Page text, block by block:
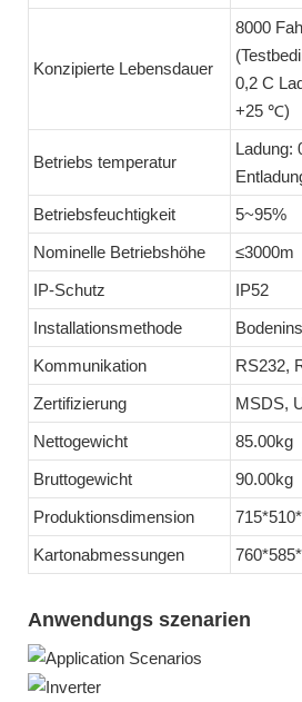
Konzipierte Lebensdauer
8000
0,2 C
+25 ℃)
Betriebs temperatur
Betriebsfeuchtigkeit
5~95%
Nominelle Betriebshöhe
≤3000m
IP-Schutz
IP52
Installationsmethode
Kommunikation
RS232,
Zertifizierung
MSDS,
Nettogewicht
85.00kg
Bruttogewicht
90.00kg
Produktionsdimension
Kartonabmessungen
Anwendungs szenarien